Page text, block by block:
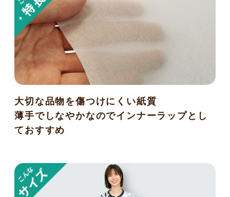
大切な品物を傷つけにくい紙質
薄手でしなやかなのでインナーラップとし
ておすすめ